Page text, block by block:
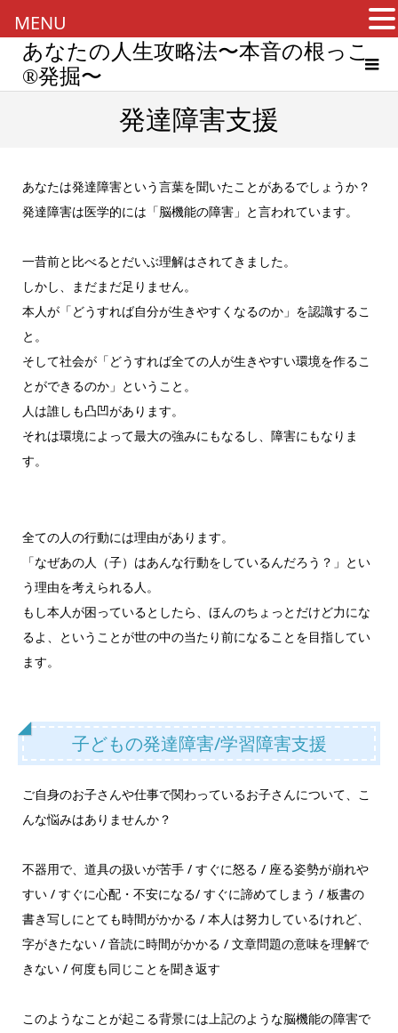
あなたの人生攻略法〜本音の根っこ
®︎発掘〜
発達障害支援
あなたは発達障害という言葉を聞いたことがあるでしょうか？
発達障害は医学的には「脳機能の障害」と言われています。
一昔前と比べるとだいぶ理解はされてきました。
しかし、まだまだ足りません。
本人が「どうすれば自分が生きやすくなるのか」を認識するこ
と。
そして社会が「どうすれば全ての人が生きやすい環境を作るこ
とができるのか」ということ。
人は誰しも凸凹があります。
それは環境によって最大の強みにもなるし、障害にもなりま
す。
全ての人の行動には理由があります。
「なぜあの人（子）はあんな行動をしているんだろう？」とい
う理由を考えられる人。
もし本人が困っているとしたら、ほんのちょっとだけど力にな
るよ、ということが世の中の当たり前になることを目指してい
ます。
子どもの発達障害/学習障害支援
ご自身のお子さんや仕事で関わっているお子さんについて、こ
んな悩みはありませんか？
不器用で、道具の扱いが苦手 / すぐに怒る / 座る姿勢が崩れや
すい / すぐに心配・不安になる/ すぐに諦めてしまう / 板書の
書き写しにとても時間がかかる / 本人は努力しているけれど、
字がきたない / 音読に時間がかかる / 文章問題の意味を理解で
きない / 何度も同じことを聞き返す
このようなことが起こる背景には上記のような脳機能の障害で
MENU